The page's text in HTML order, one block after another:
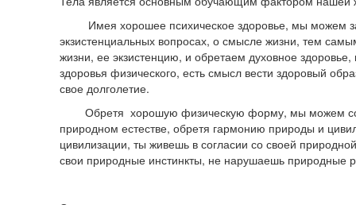
Имея хорошее психическое здоровье, мы можем
экзистенциальных вопросах, о смысле жизни, тем
жизни, ее экзистенцию, и обретаем духовное
здоровья физического, есть смысл вести здоровый
свое долголетие.
Обретя хорошую физическую форму, мы можем
природном естестве, обретя гармонию природы и
цивилизации, ты живешь в согласии со своей
свои природные инстинкты, не нарушаешь природные